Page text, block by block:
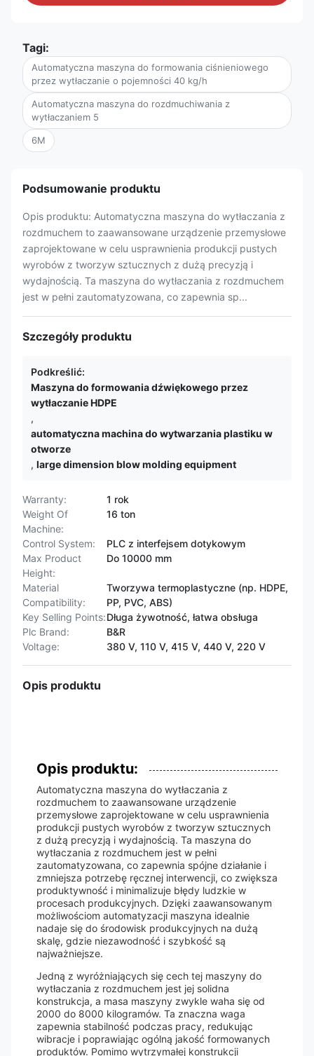
Tagi:
Automatyczna maszyna do formowania ciśnieniowego
przez wytłaczanie o pojemności 40 kg/h
Automatyczna maszyna do rozdmuchiwania z
wytłaczaniem 5
6M
Podsumowanie produktu
Opis produktu: Automatyczna maszyna do wytłaczania z
rozdmuchem to zaawansowane urządzenie przemysłowe
zaprojektowane w celu usprawnienia produkcji pustych
wyrobów z tworzyw sztucznych z dużą precyzją i
wydajnością. Ta maszyna do wytłaczania z rozdmuchem
jest w pełni zautomatyzowana, co zapewnia sp...
Szczegóły produktu
Podkreślić:
Maszyna do formowania dźwiękowego przez
wytłaczanie HDPE
,
automatyczna machina do wytwarzania plastiku w
otworze
, large dimension blow molding equipment
Warranty:
1 rok
Weight Of
Machine:
16 ton
Control System:
PLC z interfejsem dotykowym
Max Product
Height:
Do 10000 mm
Material
Compatibility:
Tworzywa termoplastyczne (np. HDPE,
PP, PVC, ABS)
Key Selling Points:Długa żywotność, łatwa obsługa
Plc Brand:
B&R
Voltage:
380 V, 110 V, 415 V, 440 V, 220 V
Opis produktu
Opis produktu:
Automatyczna maszyna do wytłaczania z
rozdmuchem to zaawansowane urządzenie
przemysłowe zaprojektowane w celu usprawnienia
produkcji pustych wyrobów z tworzyw sztucznych
z dużą precyzją i wydajnością. Ta maszyna do
wytłaczania z rozdmuchem jest w pełni
zautomatyzowana, co zapewnia spójne działanie i
zmniejsza potrzebę ręcznej interwencji, co zwiększa
produktywność i minimalizuje błędy ludzkie w
procesach produkcyjnych. Dzięki zaawansowanym
możliwościom automatyzacji maszyna idealnie
nadaje się do środowisk produkcyjnych na dużą
skalę, gdzie niezawodność i szybkość są
najważniejsze.
Jedną z wyróżniających się cech tej maszyny do
wytłaczania z rozdmuchem jest jej solidna
konstrukcja, a masa maszyny zwykle waha się od
2000 do 8000 kilogramów. Ta znaczna waga
zapewnia stabilność podczas pracy, redukując
wibracje i poprawiając ogólną jakość formowanych
produktów. Pomimo wytrzymałej konstrukcji